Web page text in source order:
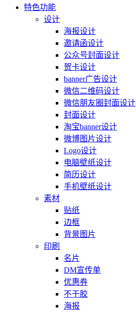
特色功能
设计
海报设计
邀请函设计
公众号封面设计
贺卡设计
banner广告设计
微信二维码设计
微信朋友圈封面设计
封面设计
淘宝banner设计
微博图片设计
Logo设计
电脑壁纸设计
简历设计
手机壁纸设计
素材
贴纸
边框
背景图片
印刷
名片
DM宣传单
优惠券
不干胶
海报